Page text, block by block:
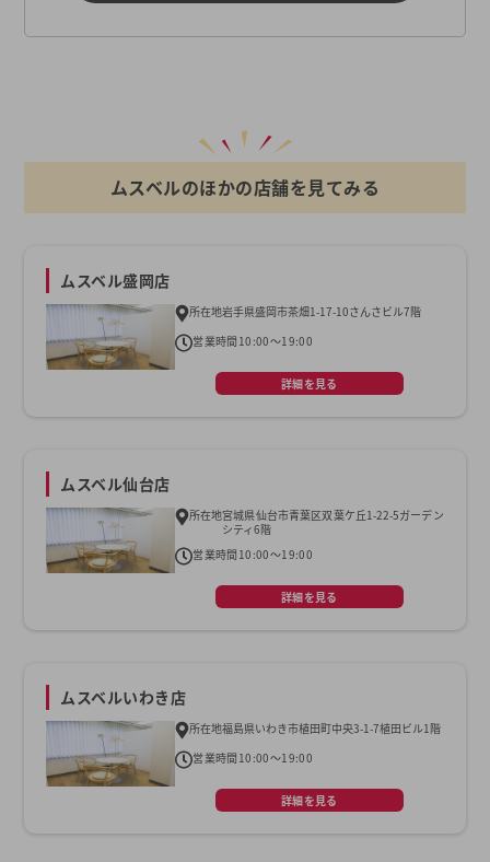
ムスベルのほかの店舗を見てみる
ムスベル盛岡店
所在地岩手県盛岡市茶畑1-17-10さんさビル7階
営業時間 10:00～19:00
詳細を見る
ムスベル仙台店
所在地宮城県仙台市青葉区双葉ケ丘1-22-5ガーデン
シティ6階
営業時間 10:00～19:00
詳細を見る
ムスベルいわき店
所在地福島県いわき市植田町中央3-1-7植田ビル1階
営業時間 10:00～19:00
詳細を見る